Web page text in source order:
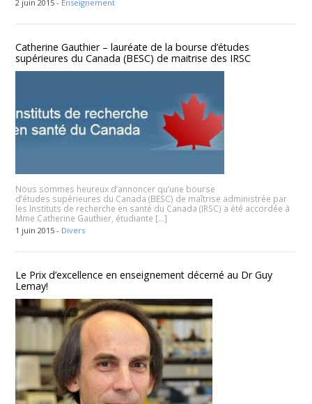
2 juin 2015 - Enseignement
Catherine Gauthier – lauréate de la bourse d’études
supérieures du Canada (BESC) de maitrise des IRSC
Nous sommes heureux d’annoncer qu’une bourse
d’études supérieures du Canada (BESC) de maîtrise administrée par
les Instituts de recherche en santé du Canada (IRSC) a été accordée à
Mme Catherine Gauthier, étudiante […]
1 juin 2015 - Divers
Le Prix d’excellence en enseignement décerné au Dr Guy
Lemay!